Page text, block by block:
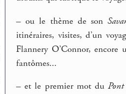
– ou le thème de son
itinéraires, visites, d’un
Flannery O’Connor,
fantômes...
– et le premier mot du